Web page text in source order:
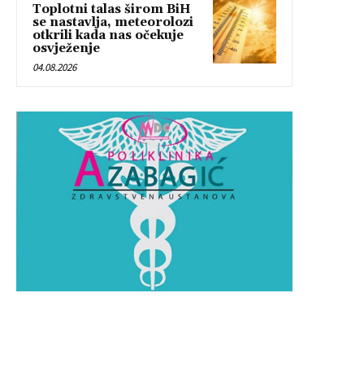
Toplotni talas širom BiH
se nastavlja, meteorolozi
otkrili kada nas očekuje
osvježenje
04.08.2026